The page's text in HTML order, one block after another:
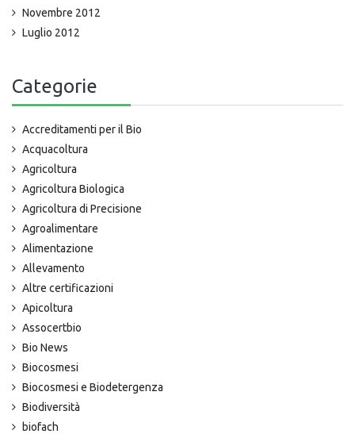
Novembre 2012
Luglio 2012
Categorie
Accreditamenti per il Bio
Acquacoltura
Agricoltura
Agricoltura Biologica
Agricoltura di Precisione
Agroalimentare
Alimentazione
Allevamento
Altre certificazioni
Apicoltura
Assocertbio
Bio News
Biocosmesi
Biocosmesi e Biodetergenza
Biodiversità
biofach